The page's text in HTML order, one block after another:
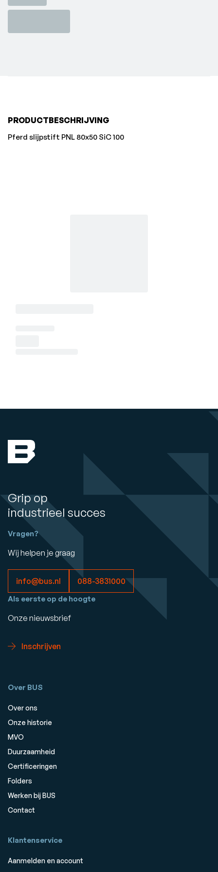
PRODUCTBESCHRIJVING
Pferd slijpstift PNL 80x50 SiC 100
Grip op
industrieel succes
Vragen?
Wij helpen je graag
info@bus.nl 088-3831000
Als eerste op de hoogte
Onze nieuwsbrief
Inschrijven
Over BUS
Over ons
Onze historie
MVO
Duurzaamheid
Certificeringen
Folders
Werken bij BUS
Contact
Klantenservice
Aanmelden en account